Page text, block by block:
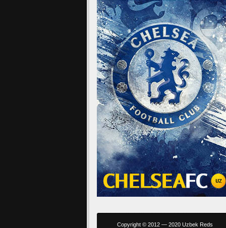
Copyright © 2012 — 2020 Uzbek Reds